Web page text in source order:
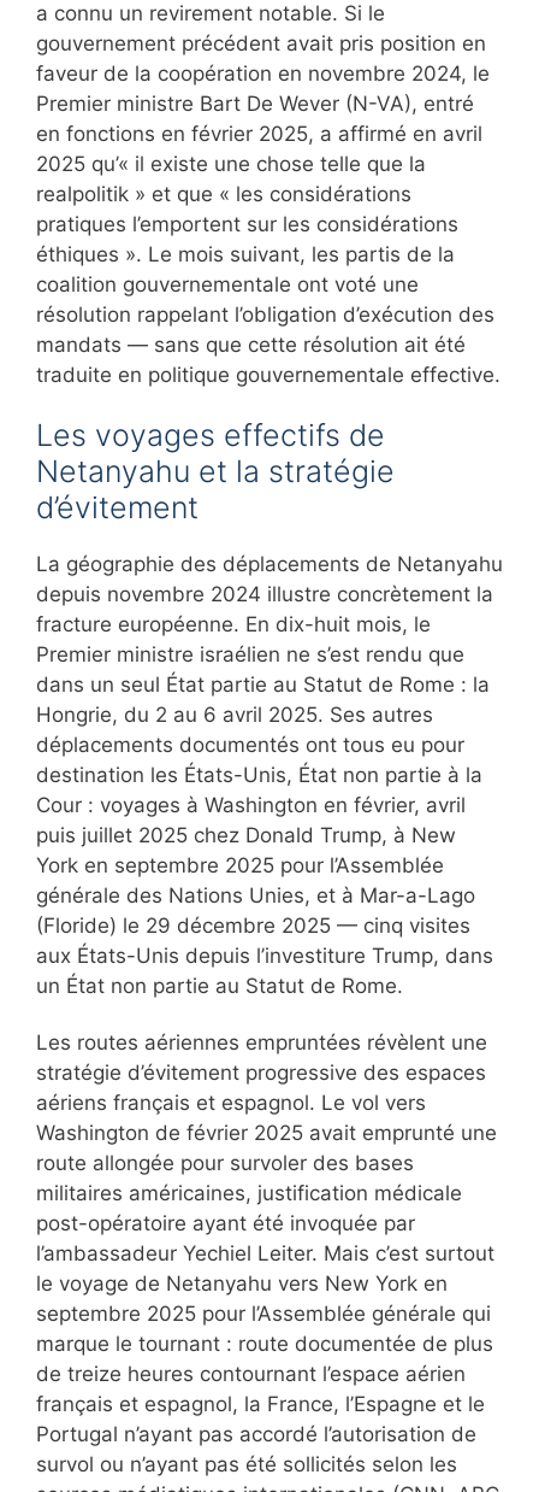
a connu un revirement notable. Si le
gouvernement précédent avait pris position en
faveur de la coopération en novembre 2024, le
Premier ministre Bart De Wever (N-VA), entré
en fonctions en février 2025, a affirmé en avril
2025 qu’« il existe une chose telle que la
realpolitik » et que « les considérations
pratiques l’emportent sur les considérations
éthiques ». Le mois suivant, les partis de la
coalition gouvernementale ont voté une
résolution rappelant l’obligation d’exécution des
mandats — sans que cette résolution ait été
traduite en politique gouvernementale effective.
Les voyages effectifs de
Netanyahu et la stratégie
d’évitement
La géographie des déplacements de Netanyahu
depuis novembre 2024 illustre concrètement la
fracture européenne. En dix-huit mois, le
Premier ministre israélien ne s’est rendu que
dans un seul État partie au Statut de Rome : la
Hongrie, du 2 au 6 avril 2025. Ses autres
déplacements documentés ont tous eu pour
destination les États-Unis, État non partie à la
Cour : voyages à Washington en février, avril
puis juillet 2025 chez Donald Trump, à New
York en septembre 2025 pour l’Assemblée
générale des Nations Unies, et à Mar-a-Lago
(Floride) le 29 décembre 2025 — cinq visites
aux États-Unis depuis l’investiture Trump, dans
un État non partie au Statut de Rome.
Les routes aériennes empruntées révèlent une
stratégie d’évitement progressive des espaces
aériens français et espagnol. Le vol vers
Washington de février 2025 avait emprunté une
route allongée pour survoler des bases
militaires américaines, justification médicale
post-opératoire ayant été invoquée par
l’ambassadeur Yechiel Leiter. Mais c’est surtout
le voyage de Netanyahu vers New York en
septembre 2025 pour l’Assemblée générale qui
marque le tournant : route documentée de plus
de treize heures contournant l’espace aérien
français et espagnol, la France, l’Espagne et le
Portugal n’ayant pas accordé l’autorisation de
survol ou n’ayant pas été sollicités selon les